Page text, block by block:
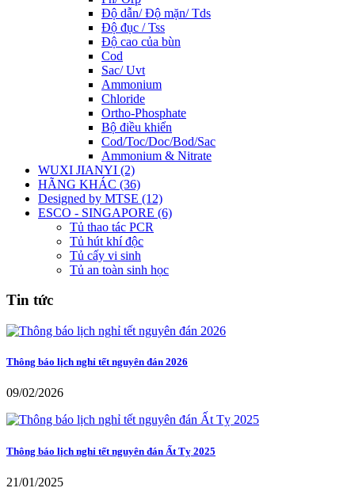
Độ dẫn/ Độ mặn/ Tds
Độ đục / Tss
Độ cao của bùn
Cod
Sac/ Uvt
Ammonium
Chloride
Ortho-Phosphate
Bộ điều khiển
Cod/Toc/Doc/Bod/Sac
Ammonium & Nitrate
WUXI JIANYI (2)
HÃNG KHÁC (36)
Designed by MTSE (12)
ESCO - SINGAPORE (6)
Tủ thao tác PCR
Tủ hút khí độc
Tủ cấy vi sinh
Tủ an toàn sinh học
Tin tức
Thông báo lịch nghỉ tết nguyên đán 2026
09/02/2026
Thông báo lịch nghỉ tết nguyên đán Ất Tỵ 2025
21/01/2025